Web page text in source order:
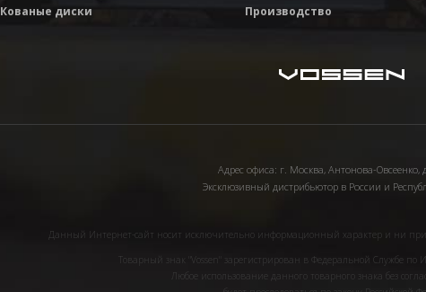
Кованые диски
Производство
Адрес офиса: г. Москва, Антонова-Овсеенко,
Эксклюзивный дистрибьютор в России и
Данный Интернет-сайт носит исключительно информационный характер и ни при
Товарный знак "Vossen" зарегистрирован в Федеральной Службе по
Любое использование данного товарного знака без